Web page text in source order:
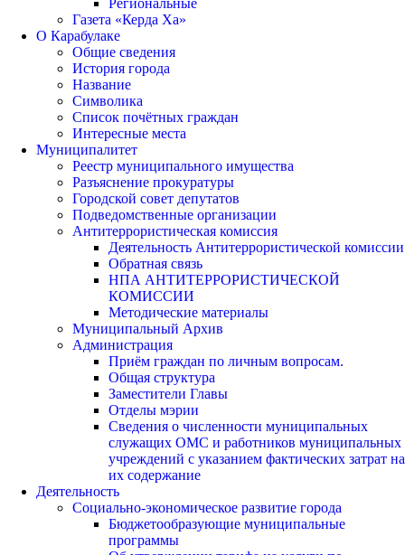
Газета «Керда Ха»
О Карабулаке
Общие сведения
История города
Название
Символика
Список почётных граждан
Интересные места
Муниципалитет
Реестр муниципального имущества
Разъяснение прокуратуры
Городской совет депутатов
Подведомственные организации
Антитеррористическая комиссия
Деятельность Антитеррористической комиссии
Обратная связь
НПА АНТИТЕРРОРИСТИЧЕСКОЙ
КОМИССИИ
Методические материалы
Муниципальный Архив
Администрация
Приём граждан по личным вопросам.
Общая структура
Заместители Главы
Отделы мэрии
Сведения о численности муниципальных
служащих ОМС и работников муниципальных
учреждений с указанием фактических затрат на
их содержание
Деятельность
Социально-экономическое развитие города
Бюджетообразующие муниципальные
программы